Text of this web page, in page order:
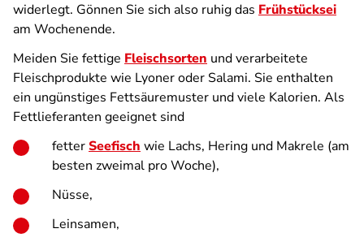
widerlegt. Gönnen Sie sich also ruhig das Frühstücksei
am Wochenende.
Meiden Sie fettige Fleischsorten und verarbeitete
Fleischprodukte wie Lyoner oder Salami. Sie enthalten
ein ungünstiges Fettsäuremuster und viele Kalorien. Als
Fettlieferanten geeignet sind
fetterSeefisch wie Lachs, Hering und Makrele (am
besten zweimal pro Woche),
Nüsse,
Leinsamen,